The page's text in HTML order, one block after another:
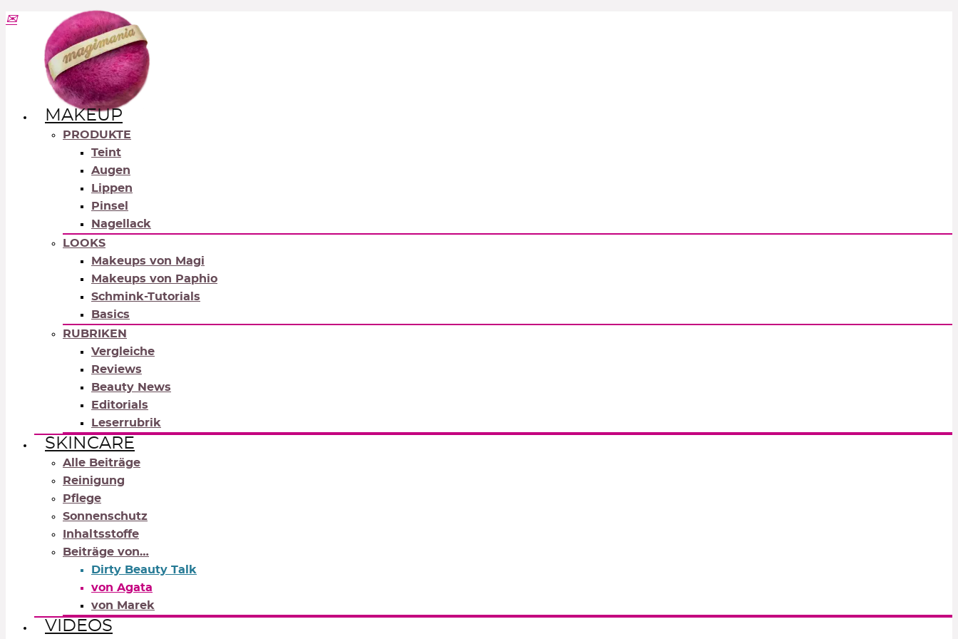
MAKEUP
PRODUKTE
Teint
Augen
Lippen
Pinsel
Nagellack
LOOKS
Makeups von Magi
Makeups von Paphio
Schmink-Tutorials
Basics
RUBRIKEN
Vergleiche
Reviews
Beauty News
Editorials
Leserrubrik
SKINCARE
Alle Beiträge
Reinigung
Pflege
Sonnenschutz
Inhaltsstoffe
Beiträge von…
Dirty Beauty Talk
von Agata
von Marek
VIDEOS